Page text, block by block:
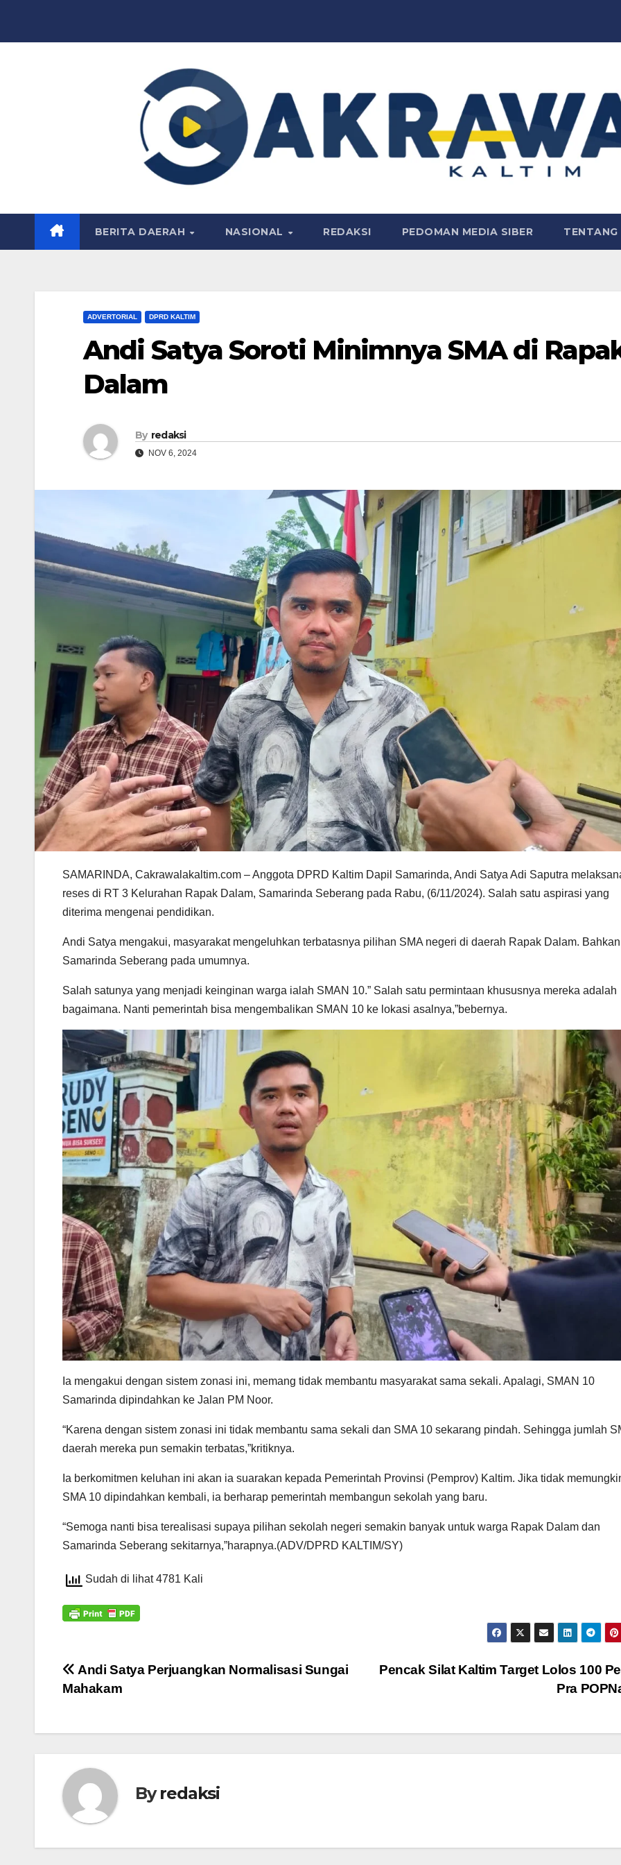
BERITA DAERAH NASIONAL REDAKSI PEDOMAN MEDIA SIBER TENTANG
ADVERTORIAL DPRD KALTIM
Andi Satya Soroti Minimnya SMA di
Dalam
By redaksi
NOV 6, 2024
SAMARINDA, Cakrawalakaltim.com – Anggota DPRD Kaltim Dapil Samarinda, Andi Satya Adi Saputra
reses di RT 3 Kelurahan Rapak Dalam, Samarinda Seberang pada Rabu, (6/11/2024). Salah satu aspirasi yang
diterima mengenai pendidikan.
Andi Satya mengakui, masyarakat mengeluhkan terbatasnya pilihan SMA negeri di daerah Rapak Dalam.
Samarinda Seberang pada umumnya.
Salah satunya yang menjadi keinginan warga ialah SMAN 10.” Salah satu permintaan khususnya mereka adalah
bagaimana. Nanti pemerintah bisa mengembalikan SMAN 10 ke lokasi asalnya,”bebernya.
Ia mengakui dengan sistem zonasi ini, memang tidak membantu masyarakat sama sekali. Apalagi, SMAN 10
Samarinda dipindahkan ke Jalan PM Noor.
“Karena dengan sistem zonasi ini tidak membantu sama sekali dan SMA 10 sekarang pindah. Sehingga jumlah
daerah mereka pun semakin terbatas,”kritiknya.
Ia berkomitmen keluhan ini akan ia suarakan kepada Pemerintah Provinsi (Pemprov) Kaltim. Jika tidak
SMA 10 dipindahkan kembali, ia berharap pemerintah membangun sekolah yang baru.
“Semoga nanti bisa terealisasi supaya pilihan sekolah negeri semakin banyak untuk warga Rapak Dalam dan
Samarinda Seberang sekitarnya,”harapnya.(ADV/DPRD KALTIM/SY)
Sudah di lihat 4781 Kali
Navigasi
Pencak Silat Kaltim Target Lolos 100
Pra
Andi Satya Perjuangkan Normalisasi Sungai
Mahakam
Byredaksi